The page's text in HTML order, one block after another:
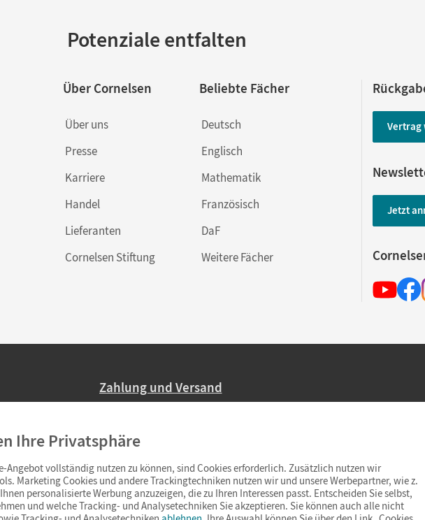
Potenziale entfalten
Über Cornelsen
Über uns
Presse
Karriere
Handel
Lieferanten
Cornelsen Stiftung
Beliebte Fächer
Deutsch
Englisch
Mathematik
Französisch
DaF
Weitere Fächer
Vertrag
Jetzt
Zahlung und Versand
Ab 59,– EUR Bestellwert liefern wir versandkostenfrei
(Lieferung in 3–6 Tagen).
Ihre Privatsphäre
Angebot vollständig nutzen zu können, sind Cookies erforderlich. Zusätzlich nutzen wir
Marketing Cookies und andere Trackingtechniken nutzen wir und unsere Werbepartner, wie z.
personalisierte Werbung anzuzeigen, die zu Ihren Interessen passt. Entscheiden Sie selbst,
und welche Tracking- und Analysetechniken Sie akzeptieren. Sie können auch alle nicht